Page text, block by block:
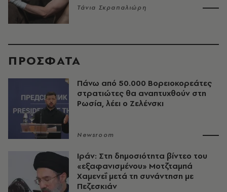
Τάνια Σκραπαλιώρη
ΠΡΟΣΦΑΤΑ
Πάνω από 50.000 Βορειοκορεάτες
στρατιώτες θα αναπτυχθούν στη
Ρωσία, λέει ο Ζελένσκι
Newsroom
Ιράν: Στη δημοσιότητα βίντεο του
«εξαφανισμένου» Μοτζταμπά
Χαμενεΐ μετά τη συνάντηση με
Πεζεσκιάν